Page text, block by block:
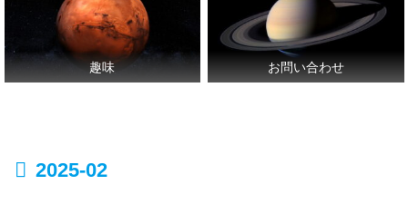
趣味 お問い合わせ
2025-02